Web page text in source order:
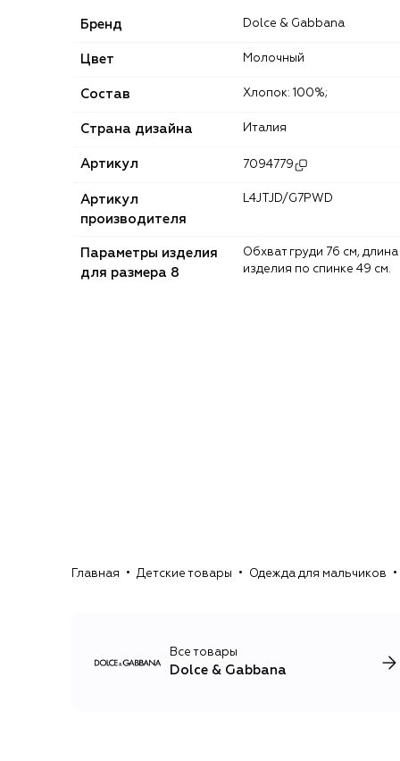
Бренд Dolce & Gabbana
Цвет Молочный
Состав Хлопок: 100%;
Страна дизайна Италия
Артикул 7094779
Артикул
производителя
L4JTJD/G7PWD
Параметры изделия
для размера 8
Обхват груди 76 см, длина
изделия по спинке 49 см.
Главная Детские товары Одежда для мальчиков
Все товары
Dolce & Gabbana